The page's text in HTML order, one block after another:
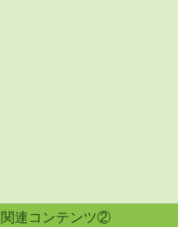
関連コンテンツ②